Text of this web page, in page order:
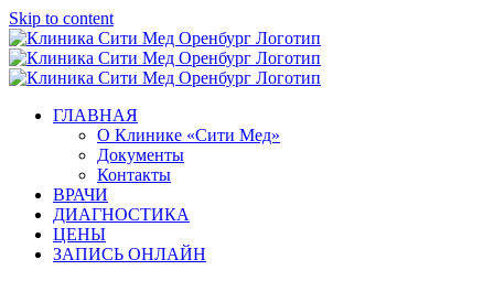
Skip to content
ГЛАВНАЯ
О Клинике «Сити Мед»
Документы
Контакты
ВРАЧИ
ДИАГНОСТИКА
ЦЕНЫ
ЗАПИСЬ ОНЛАЙН